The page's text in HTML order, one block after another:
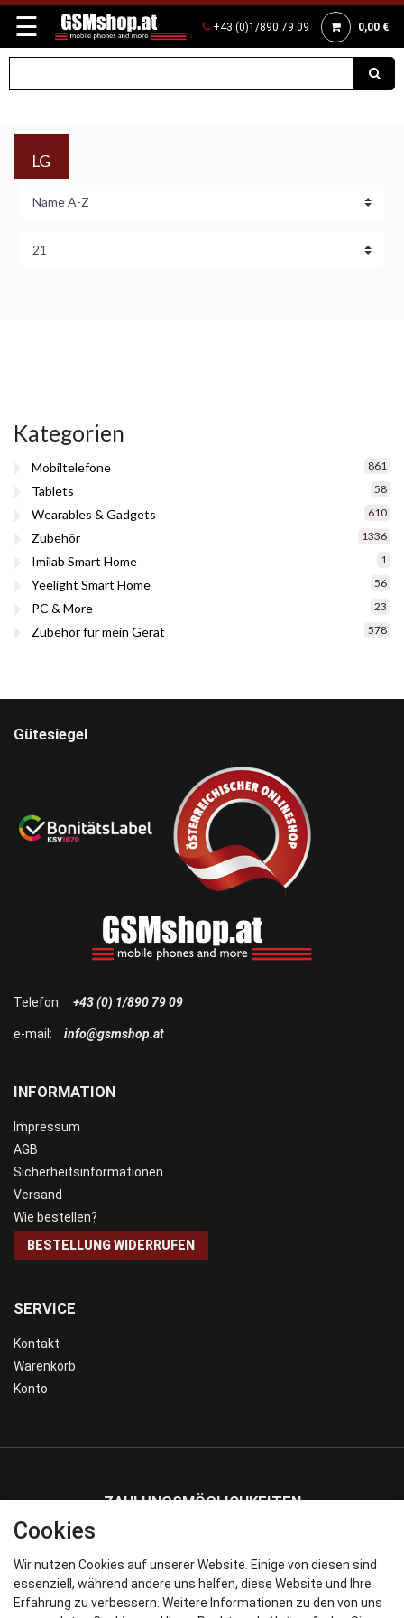
☰ +43 (0)1/890 79 09 0,00 €
LG
Kategorien
Mobiltelefone 861
Tablets 58
Wearables & Gadgets 610
Zubehör 1336
Imilab Smart Home 1
Yeelight Smart Home 56
PC & More 23
Zubehör für mein Gerät 578
SERVICE
Kontakt
Warenkorb
Konto
INFORMATION
Impressum
AGB
Sicherheitsinformationen
Versand
Wie bestellen?
BESTELLUNG WIDERRUFEN
Telefon: +43 (0) 1/890 79 09
e-mail: info@gsmshop.at
Gütesiegel
ZAHLUNGSMÖGLICHKEITEN
WIR VERSENDEN MIT
Cookies
Wir nutzen Cookies auf unserer Website. Einige von diesen sind
essenziell, während andere uns helfen, diese Website und Ihre
Erfahrung zu verbessern. Weitere Informationen zu den von uns